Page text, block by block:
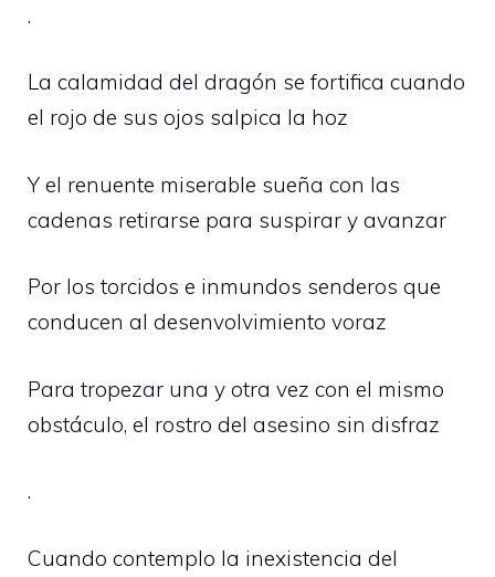
.
La calamidad del dragón se fortifica cuando
el rojo de sus ojos salpica la hoz
Y el renuente miserable sueña con las
cadenas retirarse para suspirar y avanzar
Por los torcidos e inmundos senderos que
conducen al desenvolvimiento voraz
Para tropezar una y otra vez con el mismo
obstáculo, el rostro del asesino sin disfraz
.
Cuando contemplo la inexistencia del